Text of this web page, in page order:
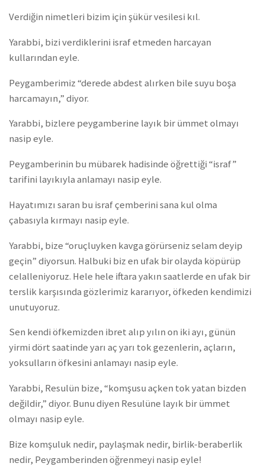
Verdiğin nimetleri bizim için şükür vesilesi kıl.
Yarabbi, bizi verdiklerini israf etmeden harcayan
kullarından eyle.
Peygamberimiz “derede abdest alırken bile suyu boşa
harcamayın,” diyor.
Yarabbi, bizlere peygamberine layık bir ümmet olmayı
nasip eyle.
Peygamberinin bu mübarek hadisinde öğrettiği “israf”
tarifini layıkıyla anlamayı nasip eyle.
Hayatımızı saran bu israf çemberini sana kul olma
çabasıyla kırmayı nasip eyle.
Yarabbi, bize “oruçluyken kavga görürseniz selam deyip
geçin” diyorsun. Halbuki biz en ufak bir olayda köpürüp
celalleniyoruz. Hele hele iftara yakın saatlerde en ufak bir
terslik karşısında gözlerimiz kararıyor, öfkeden kendimizi
unutuyoruz.
Sen kendi öfkemizden ibret alıp yılın on iki ayı, günün
yirmi dört saatinde yarı aç yarı tok gezenlerin, açların,
yoksulların öfkesini anlamayı nasip eyle.
Yarabbi, Resulün bize, “komşusu açken tok yatan bizden
değildir,” diyor. Bunu diyen Resulüne layık bir ümmet
olmayı nasip eyle.
Bize komşuluk nedir, paylaşmak nedir, birlik-beraberlik
nedir, Peygamberinden öğrenmeyi nasip eyle!